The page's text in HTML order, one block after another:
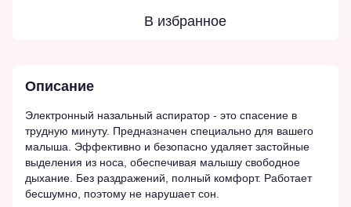
В избранное
Описание
Электронный назальный аспиратор - это спасение в
трудную минуту. Предназначен специально для вашего
малыша. Эффективно и безопасно удаляет застойные
выделения из носа, обеспечивая малышу свободное
дыхание. Без раздражений, полный комфорт. Работает
бесшумно, поэтому не нарушает сон.